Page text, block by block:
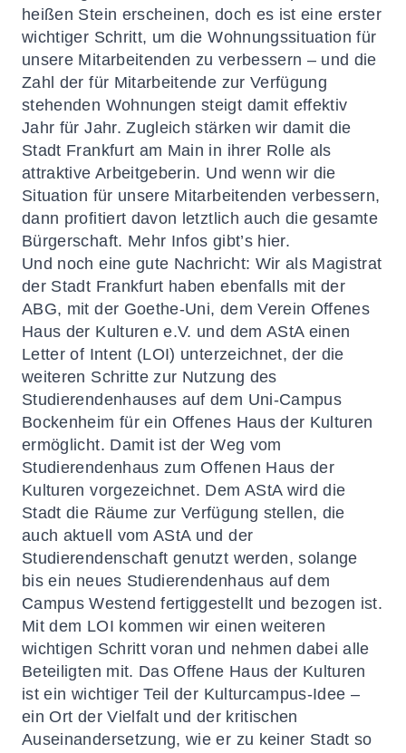
heißen Stein erscheinen, doch es ist eine erster
wichtiger Schritt, um die Wohnungssituation für
unsere Mitarbeitenden zu verbessern – und die
Zahl der für Mitarbeitende zur Verfügung
stehenden Wohnungen steigt damit effektiv
Jahr für Jahr. Zugleich stärken wir damit die
Stadt Frankfurt am Main in ihrer Rolle als
attraktive Arbeitgeberin. Und wenn wir die
Situation für unsere Mitarbeitenden verbessern,
dann profitiert davon letztlich auch die gesamte
Bürgerschaft. Mehr Infos gibt’s hier.
Und noch eine gute Nachricht: Wir als Magistrat
der Stadt Frankfurt haben ebenfalls mit der
ABG, mit der Goethe-Uni, dem Verein Offenes
Haus der Kulturen e.V. und dem AStA einen
Letter of Intent (LOI) unterzeichnet, der die
weiteren Schritte zur Nutzung des
Studierendenhauses auf dem Uni-Campus
Bockenheim für ein Offenes Haus der Kulturen
ermöglicht. Damit ist der Weg vom
Studierendenhaus zum Offenen Haus der
Kulturen vorgezeichnet. Dem AStA wird die
Stadt die Räume zur Verfügung stellen, die
auch aktuell vom AStA und der
Studierendenschaft genutzt werden, solange
bis ein neues Studierendenhaus auf dem
Campus Westend fertiggestellt und bezogen ist.
Mit dem LOI kommen wir einen weiteren
wichtigen Schritt voran und nehmen dabei alle
Beteiligten mit. Das Offene Haus der Kulturen
ist ein wichtiger Teil der Kulturcampus-Idee –
ein Ort der Vielfalt und der kritischen
Auseinandersetzung, wie er zu keiner Stadt so